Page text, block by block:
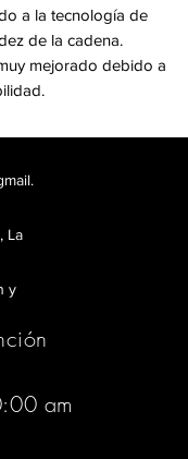
a la tecnología de
de la cadena.
mejorado debido a
La
y
am